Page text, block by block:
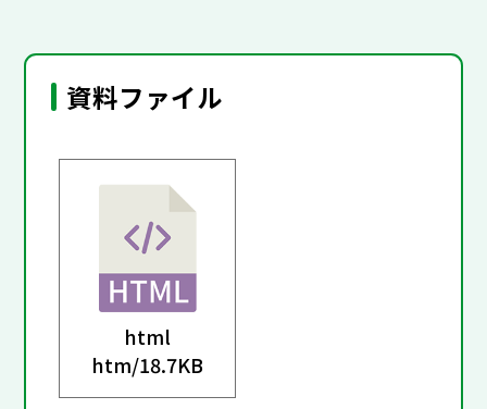
資料ファイル
html
htm/18.7KB